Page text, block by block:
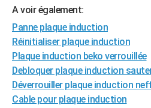
LIFESTYLE
Art de vivre
Bien-être
Loisirs
Mode
Modes de vie
SANTE
Alimentation
Guide de la santé
Maladies
Médicaments
Sommeil
VOYAGE
Destinations
City break
Voyage nature
Voyage de noces
Forum
Climat
+PHOTO
GUIDES D'ACHAT
A voir également:
Panne plaque induction
Réinitialiser plaque induction
Plaque induction beko verrouillée
Debloquer plaque induction
Déverrouiller plaque induction
Cable pour plaque induction